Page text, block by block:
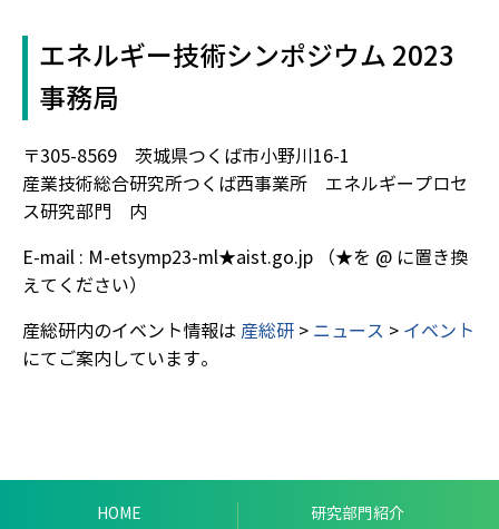
エネルギー技術シンポジウム 2023
事務局
〒305-8569 茨城県つくば市小野川16-1
産業技術総合研究所つくば西事業所 エネルギープロセ
ス研究部門 内
E-mail : M-etsymp23-ml★aist.go.jp （★を @ に置き換
えてください）
産総研内のイベント情報は 産総研 > ニュース > イベント
にてご案内しています。
HOME 研究部門紹介